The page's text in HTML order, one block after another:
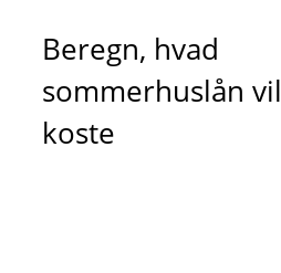
Beregn, hvad
sommerhuslån vil
koste